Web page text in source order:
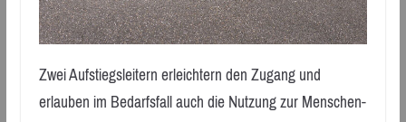
Zwei Aufstiegsleitern erleichtern den Zugang und
erlauben im Bedarfsfall auch die Nutzung zur Menschen-